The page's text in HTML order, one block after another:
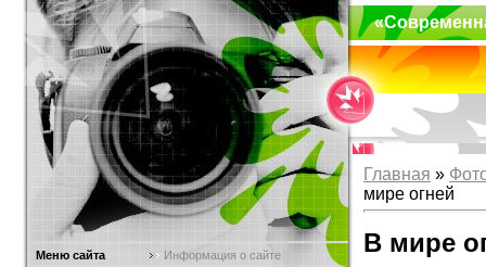
Меню сайта
Информация о сайте
Главная »
мире огней
В мире